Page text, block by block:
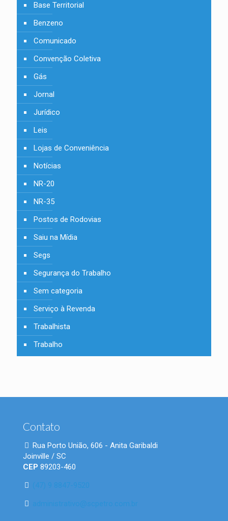
Base Territorial
Benzeno
Comunicado
Convenção Coletiva
Gás
Jornal
Jurídico
Leis
Lojas de Conveniência
Notícias
NR-20
NR-35
Postos de Rodovias
Saiu na Mídia
Segs
Segurança do Trabalho
Sem categoria
Serviço à Revenda
Trabalhista
Trabalho
Contato
Rua Porto União, 606 - Anita Garibaldi
Joinville / SC
CEP 89203-460
(47) 9 8847-9520
administrativo@scpetro.com.br